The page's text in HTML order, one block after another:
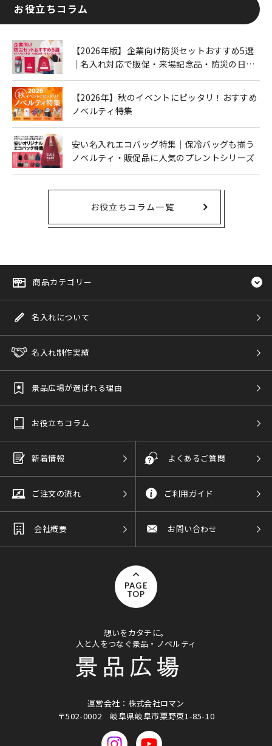
お役立ちコラム
【2026年版】企業向け防災セットおすすめ5選
｜名入れ対応で販促・来場記念品・防災の日に
【2026年】秋のイベントにピッタリ！おすすめ
ノベルティ特集
安い名入れエコバッグ特集｜保冷バッグも揃う
ノベルティ・販促品に人気のプレントシリーズ
お役立ちコラム一覧
商品カテゴリー
名入れについて
名入れ制作実績
景品広場が選ばれる理由
お役立ちコラム
新着情報 よくあるご質問
ご注文の流れ ご利用ガイド
会社概要 お問い合わせ
PAGE
TOP
想いをカタチに。
人と人をつなぐ景品・ノベルティ
運営会社：株式会社ロマン
〒502-0002岐阜県岐阜市粟野東1-85-10